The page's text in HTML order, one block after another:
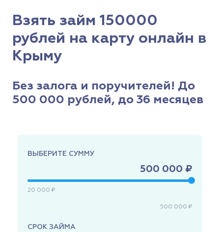
Взять займ 150000
рублей на карту онлайн в
Крыму
Без залога и поручителей! До
500 000 рублей, до 36 месяцев
ВЫБЕРИТЕ СУММУ
500 000 ₽
20 000 ₽
500 000 ₽
СРОК ЗАЙМА